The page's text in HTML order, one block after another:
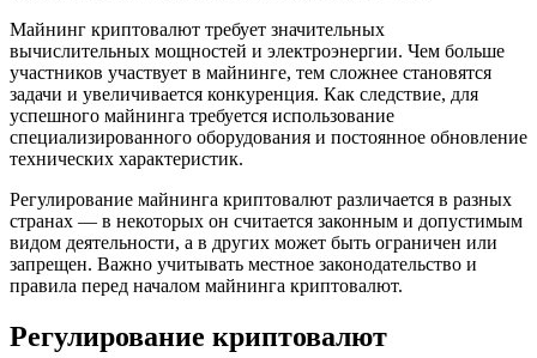
Майнинг криптовалют требует значительных
вычислительных мощностей и электроэнергии. Чем больше
участников участвует в майнинге, тем сложнее становятся
задачи и увеличивается конкуренция. Как следствие, для
успешного майнинга требуется использование
специализированного оборудования и постоянное обновление
технических характеристик.
Регулирование майнинга криптовалют различается в разных
странах — в некоторых он считается законным и допустимым
видом деятельности, а в других может быть ограничен или
запрещен. Важно учитывать местное законодательство и
правила перед началом майнинга криптовалют.
Регулирование криптовалют